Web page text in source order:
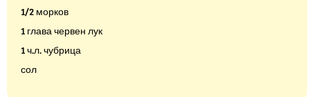
1/2 морков
1 глава червен лук
1 ч.л. чубрица
сол